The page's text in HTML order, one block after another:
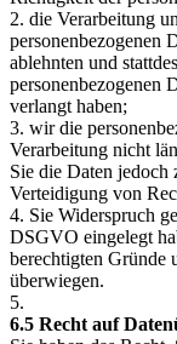
2. die Verarbeitung
personenbezogenen
ablehnten und
personenbezogenen
verlangt haben;
3. wir die
Verarbeitung nicht
Sie die Daten jedoch
Verteidigung von
4. Sie Widerspruch
DSGVO eingelegt
berechtigten Gründe
überwiegen.
5.
6.5 Recht auf